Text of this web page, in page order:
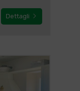
Dettagli